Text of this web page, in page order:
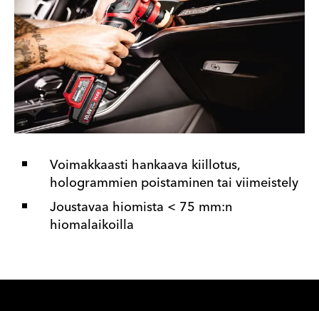
Voimakkaasti hankaava kiillotus,
hologrammien poistaminen tai viimeistely
Joustavaa hiomista < 75 mm:n
hiomalaikoilla